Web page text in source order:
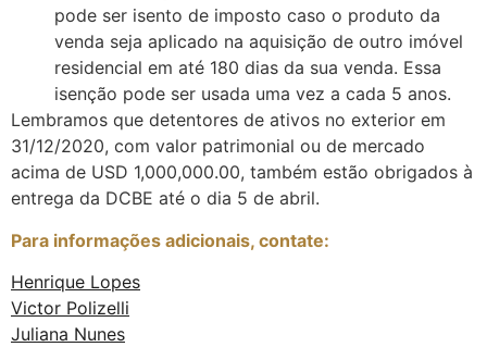
pode ser isento de imposto caso o produto da
venda seja aplicado na aquisição de outro imóvel
residencial em até 180 dias da sua venda. Essa
isenção pode ser usada uma vez a cada 5 anos.
Lembramos que detentores de ativos no exterior em
31/12/2020, com valor patrimonial ou de mercado
acima de USD 1,000,000.00, também estão obrigados à
entrega da DCBE até o dia 5 de abril.
Para informações adicionais, contate:
Henrique Lopes
Victor Polizelli
Juliana Nunes